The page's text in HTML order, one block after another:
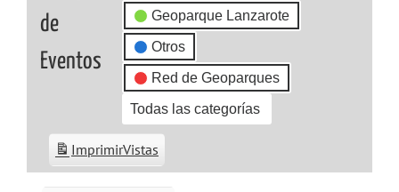
de
Eventos
Geoparque Lanzarote
Otros
Red de Geoparques
Todas las categorías
ImprimirVistas